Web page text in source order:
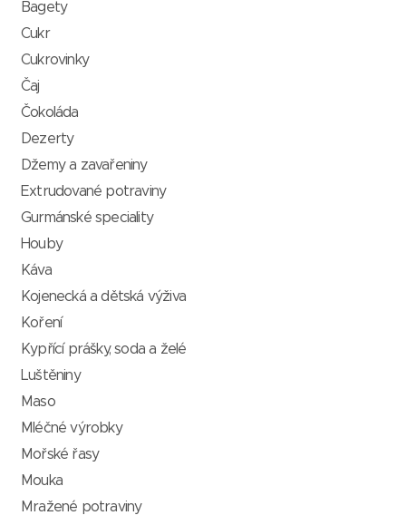
Bagety
Cukr
Cukrovinky
Čaj
Čokoláda
Dezerty
Džemy a zavařeniny
Extrudované potraviny
Gurmánské speciality
Houby
Káva
Kojenecká a dětská výživa
Koření
Kypřící prášky, soda a želé
Luštěniny
Maso
Mléčné výrobky
Mořské řasy
Mouka
Mražené potraviny